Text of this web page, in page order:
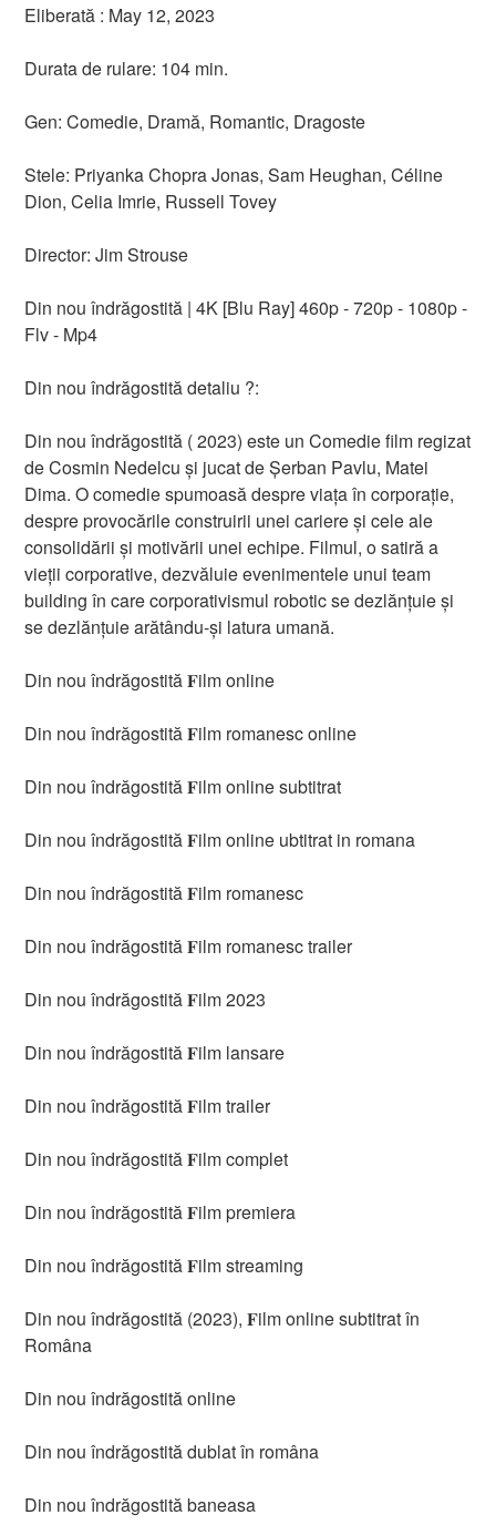
Eliberată : May 12, 2023
Durata de rulare: 104 min.
Gen: Comedie, Dramă, Romantic, Dragoste
Stele: Priyanka Chopra Jonas, Sam Heughan, Céline
Dion, Celia Imrie, Russell Tovey
Director: Jim Strouse
Din nou îndrăgostită | 4K [Blu Ray] 460p - 720p - 1080p -
Flv - Mp4
Din nou îndrăgostită detaliu ?:
Din nou îndrăgostită ( 2023) este un Comedie film regizat
de Cosmin Nedelcu și jucat de Șerban Pavlu, Matei
Dima. O comedie spumoasă despre viața în corporație,
despre provocările construirii unei cariere și cele ale
consolidării și motivării unei echipe. Filmul, o satiră a
vieții corporative, dezvăluie evenimentele unui team
building în care corporativismul robotic se dezlănțuie și
se dezlănțuie arătându-și latura umană.
Din nou îndrăgostită 𝐅ilm online
Din nou îndrăgostită 𝐅ilm romanesc online
Din nou îndrăgostită 𝐅ilm online subtitrat
Din nou îndrăgostită 𝐅ilm online ubtitrat in romana
Din nou îndrăgostită 𝐅ilm romanesc
Din nou îndrăgostită 𝐅ilm romanesc trailer
Din nou îndrăgostită 𝐅ilm 2023
Din nou îndrăgostită 𝐅ilm lansare
Din nou îndrăgostită 𝐅ilm trailer
Din nou îndrăgostită 𝐅ilm complet
Din nou îndrăgostită 𝐅ilm premiera
Din nou îndrăgostită 𝐅ilm streaming
Din nou îndrăgostită (2023), 𝐅ilm online subtitrat în
Româna
Din nou îndrăgostită online
Din nou îndrăgostită dublat în româna
Din nou îndrăgostită baneasa